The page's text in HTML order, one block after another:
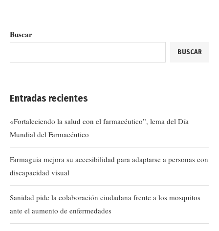
Buscar
BUSCAR
Entradas recientes
«Fortaleciendo la salud con el farmacéutico”, lema del Día
Mundial del Farmacéutico
Farmaguia mejora su accesibilidad para adaptarse a personas con
discapacidad visual
Sanidad pide la colaboración ciudadana frente a los mosquitos
ante el aumento de enfermedades